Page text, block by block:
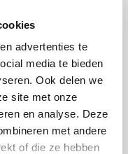
advertenties te
media te bieden
Ook delen we
site met onze
en analyse. Deze
met andere
of die ze hebben
Hotels.com